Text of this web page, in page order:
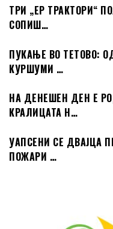
ТРИ „ЕР ТРАКТОРИ“
СОПИШ…
ПУКАЊЕ ВО ТЕТОВО:
КУРШУМИ …
НА ДЕНЕШЕН ДЕН Е
КРАЛИЦАТА Н…
УАПСЕНИ СЕ ДВАЈЦА
ПОЖАРИ …